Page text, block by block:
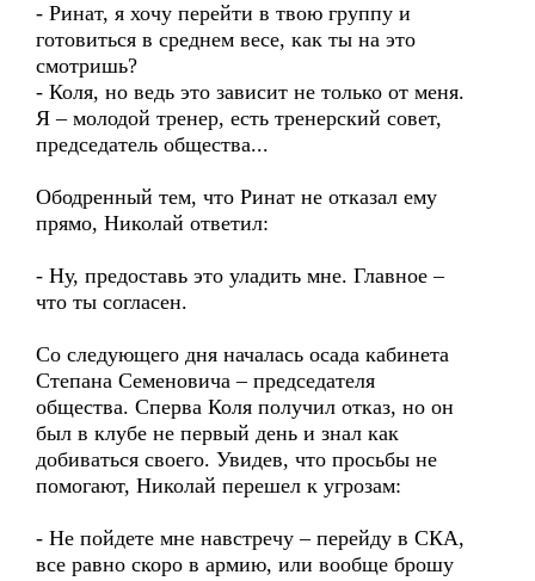
- Ринат, я хочу перейти в твою группу и
готовиться в среднем весе, как ты на это
смотришь?
- Коля, но ведь это зависит не только от меня.
Я – молодой тренер, есть тренерский совет,
председатель общества...
Ободренный тем, что Ринат не отказал ему
прямо, Николай ответил:
- Ну, предоставь это уладить мне. Главное –
что ты согласен.
Со следующего дня началась осада кабинета
Степана Семеновича – председателя
общества. Сперва Коля получил отказ, но он
был в клубе не первый день и знал как
добиваться своего. Увидев, что просьбы не
помогают, Николай перешел к угрозам:
- Не пойдете мне навстречу – перейду в СКА,
все равно скоро в армию, или вообще брошу